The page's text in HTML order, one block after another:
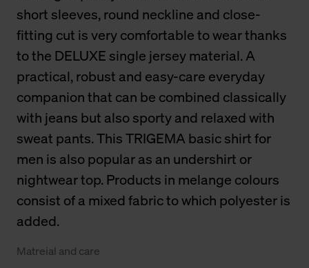
short sleeves, round neckline and close-
fitting cut is very comfortable to wear thanks
to the DELUXE single jersey material. A
practical, robust and easy-care everyday
companion that can be combined classically
with jeans but also sporty and relaxed with
sweat pants. This TRIGEMA basic shirt for
men is also popular as an undershirt or
nightwear top. Products in melange colours
consist of a mixed fabric to which polyester is
added.
Matreial and care